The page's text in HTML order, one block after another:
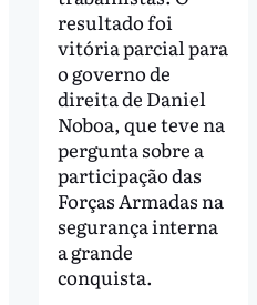
resultado foi
vitória parcial para
o governo de
direita de Daniel
Noboa, que teve na
pergunta sobre a
participação das
Forças Armadas na
segurança interna
a grande
conquista.